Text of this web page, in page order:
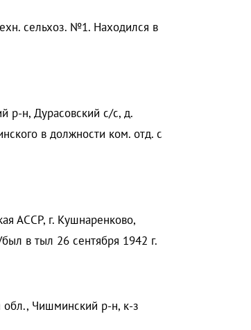
сельхоз. №1. Находился в
р-н, Дурасовский с/с, д.
в должности ком. отд. с
АССР, г. Кушнаренково,
в тыл 26 сентября 1942 г.
обл., Чишминский р-н, к-з